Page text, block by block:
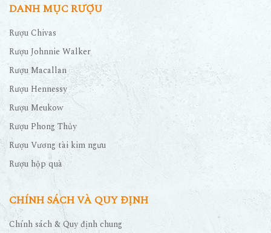
DANH MỤC RƯỢU
Rượu Chivas
Rượu Johnnie Walker
Rượu Macallan
Rượu Hennessy
Rượu Meukow
Rượu Phong Thủy
Rượu Vương tài kim ngưu
Rượu hộp quà
CHÍNH SÁCH VÀ QUY ĐỊNH
Chính sách & Quy định chung